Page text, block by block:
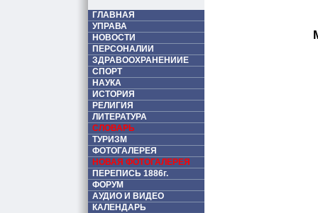
ГЛАВНАЯ
УПРАВА
НОВОСТИ
ПЕРСОНАЛИИ
ЗДРАВООХРАНЕНИИЕ
СПОРТ
НАУКА
ИСТОРИЯ
РЕЛИГИЯ
ЛИТЕРАТУРА
СЛОВАРЬ
ТУРИЗМ
ФОТОГАЛЕРЕЯ
НОВАЯ ФОТОГАЛЕРЕЯ
ПЕРЕПИСЬ 1886г.
ФОРУМ
АУДИО И ВИДЕО
КАЛЕНДАРЬ